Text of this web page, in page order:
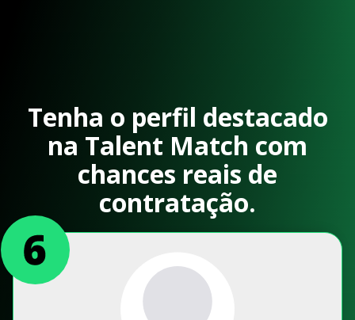
Tenha o perfil destacado
na Talent Match com
chances reais de
contratação.